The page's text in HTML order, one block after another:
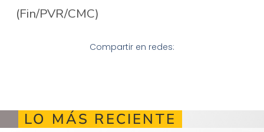
(Fin/PVR/CMC)
Compartir en redes:
LO MÁS RECIENTE